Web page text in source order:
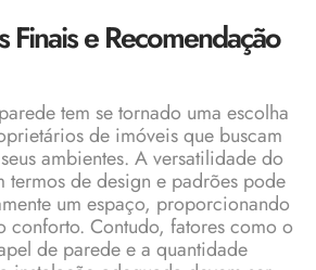
Finais e Recomendação
tem se tornado uma escolha
de imóveis que buscam
ambientes. A versatilidade do
termos de design e padrões pode
um espaço, proporcionando
conforto. Contudo, fatores como o
de parede e a quantidade